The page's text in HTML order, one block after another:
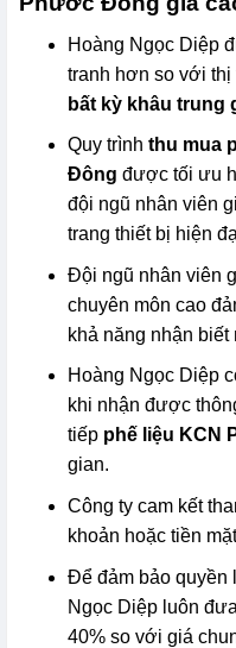
Hoàng Ngọc Diệp
tranh hơn so với
bất kỳ khâu trung
Quy trình thu mua
Đông được tối ưu
đội ngũ nhân viên
trang thiết bị hiện
Đội ngũ nhân viên
chuyên môn cao
khả năng nhận biết
Hoàng Ngọc Diệp
khi nhận được
tiếp phế liệu KCN
gian.
Công ty cam kết
khoản hoặc tiền
Để đảm bảo quyền
Ngọc Diệp luôn
40% so với giá